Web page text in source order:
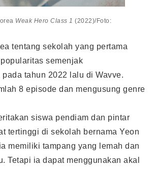
Weak Hero Class 1 (2022)/Foto:
tentang sekolah yang pertama
semenjak
tahun 2022 lalu di Wavve.
8 episode dan mengusung genre
siswa pendiam dan pintar
tertinggi di sekolah bernama Yeon
memiliki tampang yang lemah dan
Tetapi ia dapat menggunakan akal